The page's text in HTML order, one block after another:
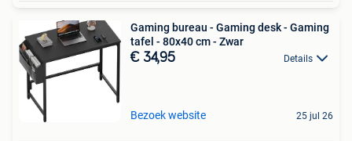
Gaming bureau - Gaming desk - Gaming
tafel - 80x40 cm - Zwar
€ 34,95 Details
Bezoek website 25 jul 26